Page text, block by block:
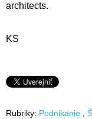
architects.
KS
Rubriky: Podnikanie